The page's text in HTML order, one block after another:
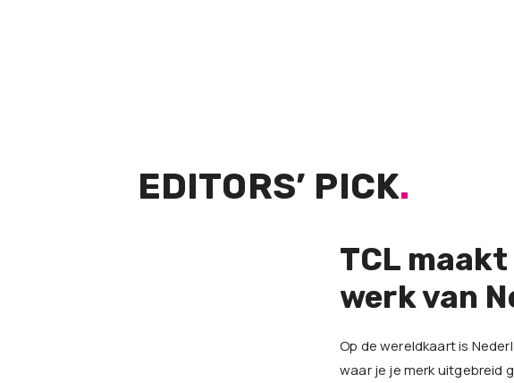
EDITORS’ PICK.
TCL
werk van
Op de wereldkaart is
waar je je merk uitgebreid